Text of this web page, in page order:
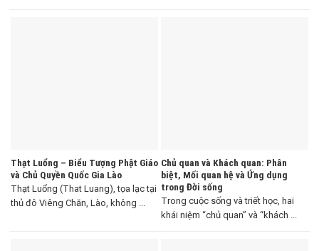
Thạt Luổng – Biểu Tượng Phật Giáo
và Chủ Quyền Quốc Gia Lào
Thạt Luổng (That Luang), tọa lạc tại
thủ đô Viêng Chăn, Lào, không ...
Chủ quan và Khách quan: Phân
biệt, Mối quan hệ và Ứng dụng
trong Đời sống
Trong cuộc sống và triết học, hai
khái niệm “chủ quan” và “khách ...